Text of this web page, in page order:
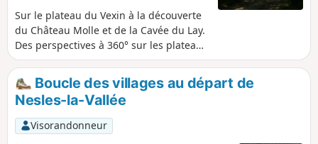
Sur le plateau du Vexin à la découverte
du Château Molle et de la Cavée du Lay.
Des perspectives à 360° sur les plateaux
du Vexin.
Boucle des villages au départ de
Nesles-la-Vallée
Visorandonneur